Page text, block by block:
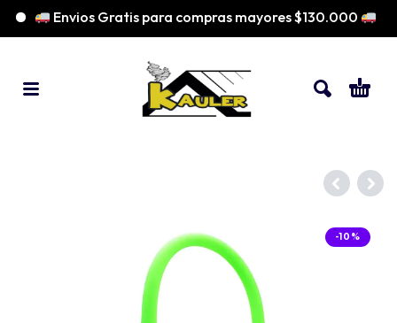
Envios Gratis para compras mayores $130.000
-10%